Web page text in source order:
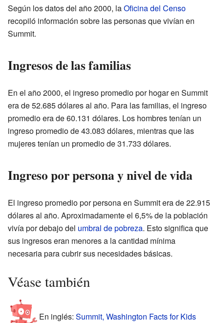
Según los datos del año 2000, laOficina del Censo
recopiló información sobre las personas que vivían en
Summit.
Ingresos de las familias
En el año 2000, el ingreso promedio por hogar en Summit
era de 52.685 dólares al año. Para las familias, el ingreso
promedio era de 60.131 dólares. Los hombres tenían un
ingreso promedio de 43.083 dólares, mientras que las
mujeres tenían un promedio de 31.733 dólares.
Ingreso por persona y nivel de vida
El ingreso promedio por persona en Summit era de 22.915
dólares al año. Aproximadamente el 6,5% de la población
vivía por debajo del umbral de pobreza. Esto significa que
sus ingresos eran menores a la cantidad mínima
necesaria para cubrir sus necesidades básicas.
Véase también
En inglés: Summit, Washington Facts for Kids